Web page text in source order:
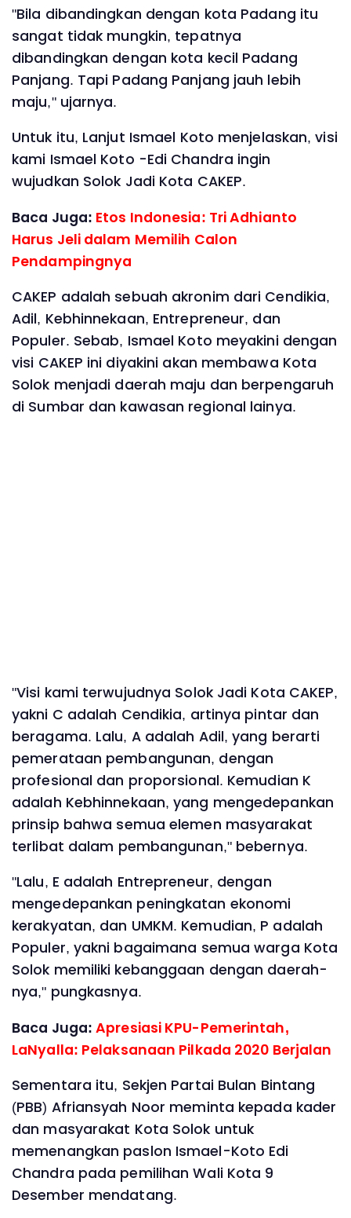
"Bila dibandingkan dengan kota Padang itu
sangat tidak mungkin, tepatnya
dibandingkan dengan kota kecil Padang
Panjang. Tapi Padang Panjang jauh lebih
maju," ujarnya.
Untuk itu, Lanjut Ismael Koto menjelaskan, visi
kami Ismael Koto -Edi Chandra ingin
wujudkan Solok Jadi Kota CAKEP.
Baca Juga: Etos Indonesia: Tri Adhianto
Harus Jeli dalam Memilih Calon
Pendampingnya
CAKEP adalah sebuah akronim dari Cendikia,
Adil, Kebhinnekaan, Entrepreneur, dan
Populer. Sebab, Ismael Koto meyakini dengan
visi CAKEP ini diyakini akan membawa Kota
Solok menjadi daerah maju dan berpengaruh
di Sumbar dan kawasan regional lainya.
"Visi kami terwujudnya Solok Jadi Kota CAKEP,
yakni C adalah Cendikia, artinya pintar dan
beragama. Lalu, A adalah Adil, yang berarti
pemerataan pembangunan, dengan
profesional dan proporsional. Kemudian K
adalah Kebhinnekaan, yang mengedepankan
prinsip bahwa semua elemen masyarakat
terlibat dalam pembangunan," bebernya.
"Lalu, E adalah Entrepreneur, dengan
mengedepankan peningkatan ekonomi
kerakyatan, dan UMKM. Kemudian, P adalah
Populer, yakni bagaimana semua warga Kota
Solok memiliki kebanggaan dengan daerah-
nya," pungkasnya.
Baca Juga:Apresiasi KPU-Pemerintah,
LaNyalla: Pelaksanaan Pilkada 2020 Berjalan
Sementara itu, Sekjen Partai Bulan Bintang
(PBB) Afriansyah Noor meminta kepada kader
dan masyarakat Kota Solok untuk
memenangkan paslon Ismael-Koto Edi
Chandra pada pemilihan Wali Kota 9
Desember mendatang.